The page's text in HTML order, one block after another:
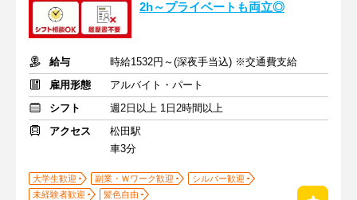
2h～プライベートも両立◎
給与
時給1532円～(深夜手当込) ※交通費支給
雇用形態
アルバイト・パート
シフト
週2日以上 1日2時間以上
アクセス
松田駅
車3分
大学生歓迎 副業・Ｗワーク歓迎
シルバー歓迎
未経験者歓迎
髪色自由